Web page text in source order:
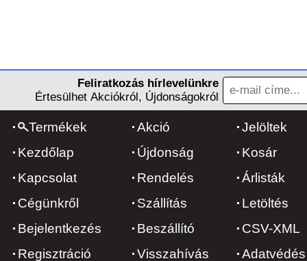
Feliratkozás hírlevelünkre
Értesülhet Akciókról, Újdonságokról
Termékek
Kezdőlap
Kapcsolat
Cégünkről
Bejelentkezés
Regisztráció
Akció
Újdonság
Rendelés
Szállítás
Beszállító
Visszahívás
Jelöltek
Kosár
Árlisták
Letöltés
CSV-XML
Adatvédés